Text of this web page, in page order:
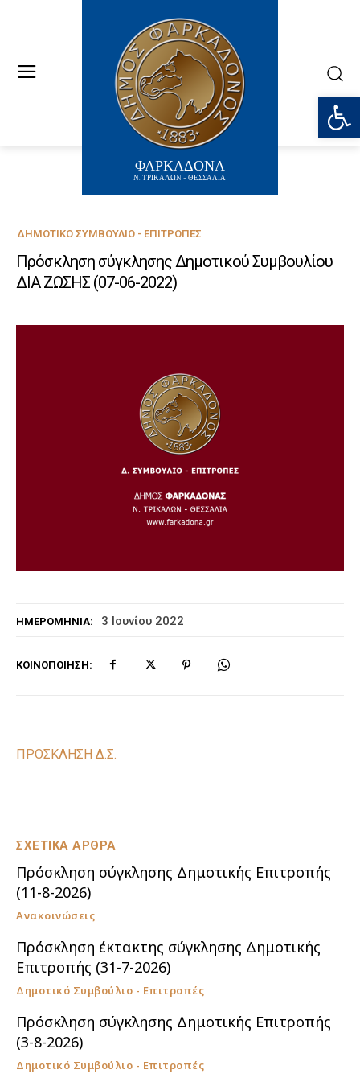
ΦΑΡΚΑΔΟΝΑ
Ν. ΤΡΙΚΑΛΩΝ - ΘΕΣΣΑΛΙΑ
ΗΜΕΡΟΜΗΝΊΑ: 3 Ιουνίου 2022
ΚΟΙΝΟΠΟΊΗΣΗ:
ΔΗΜΟΤΙΚΌ ΣΥΜΒΟΎΛΙΟ - ΕΠΙΤΡΟΠΈΣ
Πρόσκληση σύγκλησης Δημοτικού Συμβουλίου
ΔΙΑ ΖΩΣΗΣ (07-06-2022)
ΣΧΕΤΙΚΑ ΑΡΘΡΑ
Πρόσκληση σύγκλησης Δημοτικής Επιτροπής
(11-8-2026)
Ανακοινώσεις
Πρόσκληση έκτακτης σύγκλησης Δημοτικής
Επιτροπής (31-7-2026)
Δημοτικό Συμβούλιο - Επιτροπές
Πρόσκληση σύγκλησης Δημοτικής Επιτροπής
(3-8-2026)
Δημοτικό Συμβούλιο - Επιτροπές
ΠΡΟΣΚΛΗΣΗ Δ.Σ.